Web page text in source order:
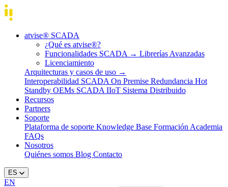
atvise® SCADA
¿Qué es atvise®?
Funcionalidades SCADA → Librerías Avanzadas
Licenciamiento
Arquitecturas y casos de uso →
Interoperabilidad SCADA On Premise Redundancia Hot
Standby OEMs SCADA IIoT Sistema Distribuido
Recursos
Partners
Soporte
Plataforma de soporte Knowledge Base Formación Academia
FAQs
Nosotros
Quiénes somos Blog Contacto
ES
EN